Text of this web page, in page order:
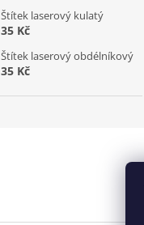
Štítek laserový kulatý
35 Kč
Štítek laserový obdélníkový
35 Kč